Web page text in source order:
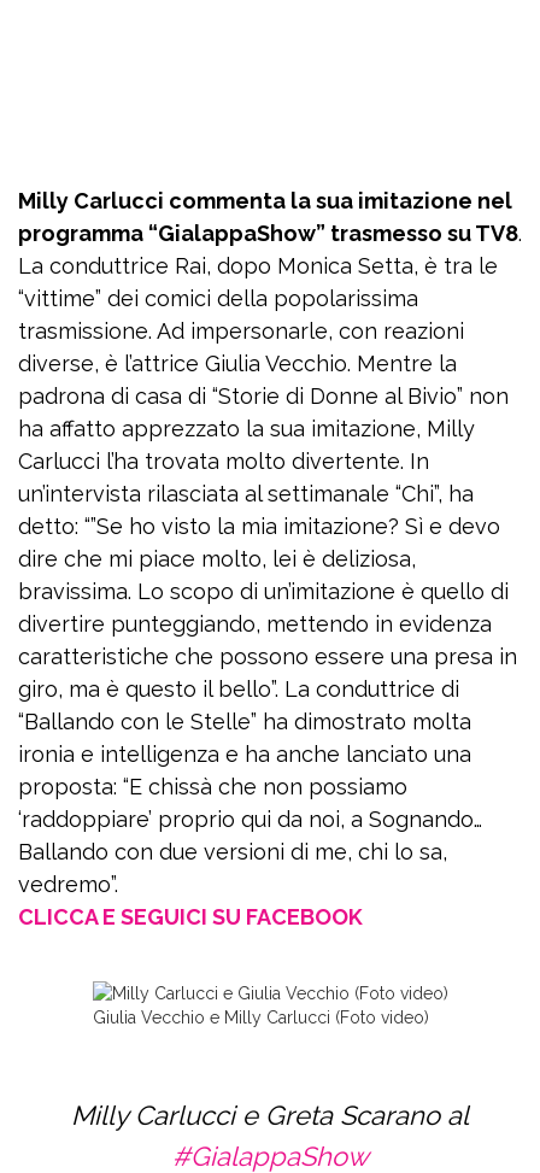
Milly Carlucci commenta la sua imitazione nel
programma “GialappaShow” trasmesso su TV8.
La conduttrice Rai, dopo Monica Setta, è tra le
“vittime” dei comici della popolarissima
trasmissione. Ad impersonarle, con reazioni
diverse, è l’attrice Giulia Vecchio. Mentre la
padrona di casa di “Storie di Donne al Bivio” non
ha affatto apprezzato la sua imitazione, Milly
Carlucci l’ha trovata molto divertente. In
un’intervista rilasciata al settimanale “Chi”, ha
detto: “”Se ho visto la mia imitazione? Sì e devo
dire che mi piace molto, lei è deliziosa,
bravissima. Lo scopo di un’imitazione è quello di
divertire punteggiando, mettendo in evidenza
caratteristiche che possono essere una presa in
giro, ma è questo il bello”. La conduttrice di
“Ballando con le Stelle” ha dimostrato molta
ironia e intelligenza e ha anche lanciato una
proposta: “E chissà che non possiamo
‘raddoppiare’ proprio qui da noi, a Sognando…
Ballando con due versioni di me, chi lo sa,
vedremo”.
CLICCA E SEGUICI SU FACEBOOK
Giulia Vecchio e Milly Carlucci (Foto video)
Milly Carlucci e Greta Scarano al
#GialappaShow